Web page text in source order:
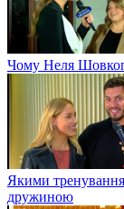
Чому Неля
Якими
дружиною